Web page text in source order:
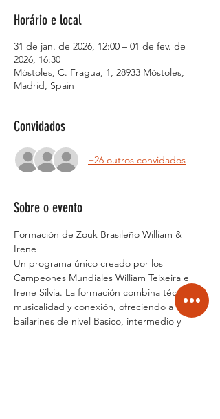
Horário e local
31 de jan. de 2026, 12:00 – 01 de fev. de
2026, 16:30
Móstoles, C. Fragua, 1, 28933 Móstoles,
Madrid, Spain
Convidados
+26 outros convidados
Sobre o evento
Formación de Zouk Brasileño William &
Irene
Un programa único creado por los
Campeones Mundiales William Teixeira e
Irene Silvia. La formación combina técnica,
musicalidad y conexión, ofreciendo a
bailarines de nivel Basico, intermedio y